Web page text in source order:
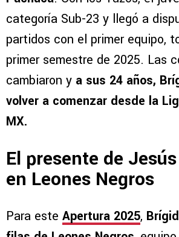
categoría Sub-23 y llegó a
partidos con el primer equipo,
primer semestre de 2025. Las
cambiaron y a sus 24 años,
volver a comenzar desde la
MX.
El presente de
en Leones Negros
Para este Apertura 2025,